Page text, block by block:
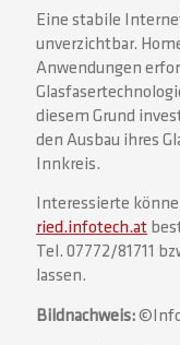
Eine stabile
unverzichtbar.
Anwendungen
diesem Grund
den Ausbau ihres
Innkreis.
Interessierte
ried.infotech.at
Tel. 07772/81711
lassen.
Bildnachweis: